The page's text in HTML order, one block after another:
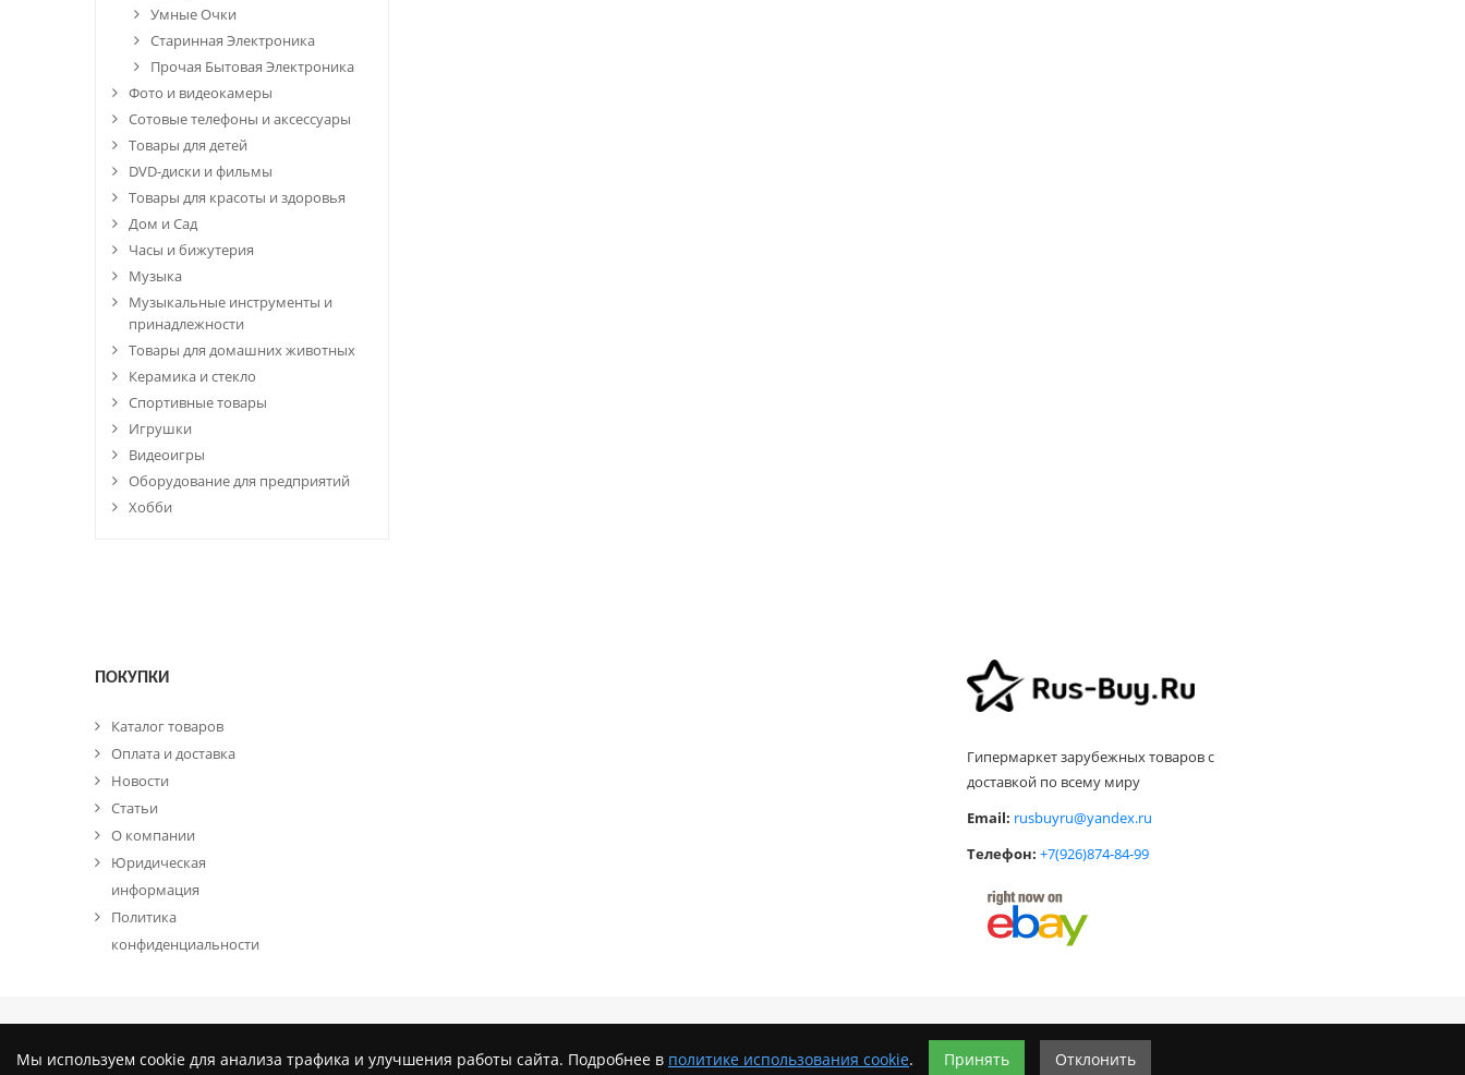
Умные Очки
Старинная Электроника
Прочая Бытовая Электроника
Фото и видеокамеры
Сотовые телефоны и аксессуары
Товары для детей
DVD-диски и фильмы
Товары для красоты и здоровья
Дом и Сад
Часы и бижутерия
Музыка
Музыкальные инструменты и
принадлежности
Товары для домашних животных
Керамика и стекло
Спортивные товары
Игрушки
Видеоигры
Оборудование для предприятий
Хобби
ПОКУПКИ
Каталог товаров
Оплата и доставка
Новости
Статьи
О компании
Юридическая
информация
Политика
конфиденциальности
Гипермаркет зарубежных товаров с
доставкой по всему миру
Email: rusbuyru@yandex.ru
Телефон: +7(926)874-84-99
Мы используем cookie для анализа трафика и улучшения работы сайта. Подробнее в политике использования cookie. Принять Отклонить